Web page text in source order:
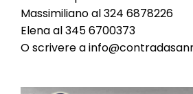
Massimiliano al 324 6878226
Elena al 345 6700373
O scrivere a